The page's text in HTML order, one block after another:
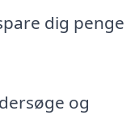
dig penge
og